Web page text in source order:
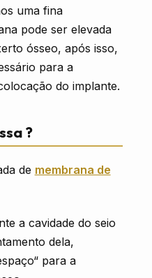
uma fina
pode ser elevada
ósseo, após isso,
para a
do implante.
?
de membrana de
a cavidade do seio
dela,
para a